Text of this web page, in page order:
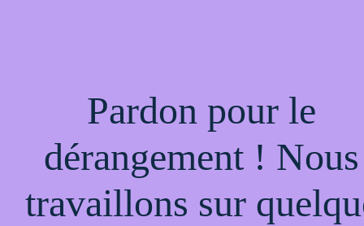
Pardon pour le
dérangement ! Nous
travaillons sur